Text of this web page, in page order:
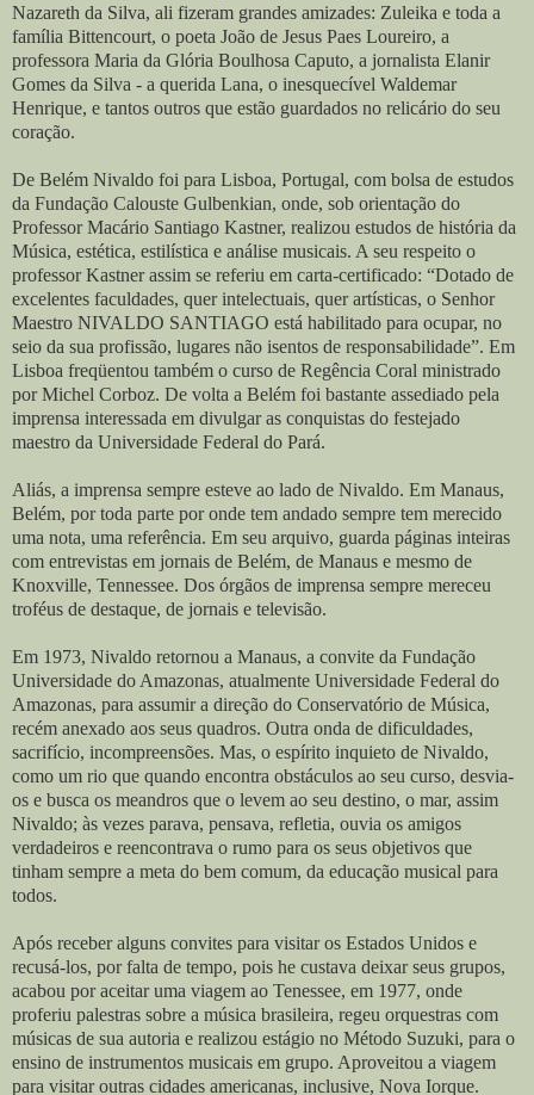
Nazareth da Silva, ali fizeram grandes amizades: Zuleika e toda a
família Bittencourt, o poeta João de Jesus Paes Loureiro, a
professora Maria da Glória Boulhosa Caputo, a jornalista Elanir
Gomes da Silva - a querida Lana, o inesquecível Waldemar
Henrique, e tantos outros que estão guardados no relicário do seu
coração.
De Belém Nivaldo foi para Lisboa, Portugal, com bolsa de estudos
da Fundação Calouste Gulbenkian, onde, sob orientação do
Professor Macário Santiago Kastner, realizou estudos de história da
Música, estética, estilística e análise musicais. A seu respeito o
professor Kastner assim se referiu em carta-certificado: “Dotado de
excelentes faculdades, quer intelectuais, quer artísticas, o Senhor
Maestro NIVALDO SANTIAGO está habilitado para ocupar, no
seio da sua profissão, lugares não isentos de responsabilidade”. Em
Lisboa freqüentou também o curso de Regência Coral ministrado
por Michel Corboz. De volta a Belém foi bastante assediado pela
imprensa interessada em divulgar as conquistas do festejado
maestro da Universidade Federal do Pará.
Aliás, a imprensa sempre esteve ao lado de Nivaldo. Em Manaus,
Belém, por toda parte por onde tem andado sempre tem merecido
uma nota, uma referência. Em seu arquivo, guarda páginas inteiras
com entrevistas em jornais de Belém, de Manaus e mesmo de
Knoxville, Tennessee. Dos órgãos de imprensa sempre mereceu
troféus de destaque, de jornais e televisão.
Em 1973, Nivaldo retornou a Manaus, a convite da Fundação
Universidade do Amazonas, atualmente Universidade Federal do
Amazonas, para assumir a direção do Conservatório de Música,
recém anexado aos seus quadros. Outra onda de dificuldades,
sacrifício, incompreensões. Mas, o espírito inquieto de Nivaldo,
como um rio que quando encontra obstáculos ao seu curso, desvia-
os e busca os meandros que o levem ao seu destino, o mar, assim
Nivaldo; às vezes parava, pensava, refletia, ouvia os amigos
verdadeiros e reencontrava o rumo para os seus objetivos que
tinham sempre a meta do bem comum, da educação musical para
todos.
Após receber alguns convites para visitar os Estados Unidos e
recusá-los, por falta de tempo, pois he custava deixar seus grupos,
acabou por aceitar uma viagem ao Tenessee, em 1977, onde
proferiu palestras sobre a música brasileira, regeu orquestras com
músicas de sua autoria e realizou estágio no Método Suzuki, para o
ensino de instrumentos musicais em grupo. Aproveitou a viagem
para visitar outras cidades americanas, inclusive, Nova Iorque.